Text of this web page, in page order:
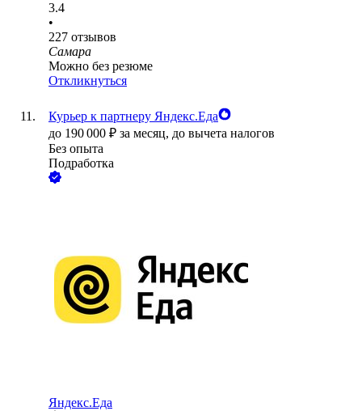
3.4
•
227 отзывов
Самара
Можно без резюме
Откликнуться
Курьер к партнеру Яндекс.Еда
до 190 000 ₽ за месяц, до вычета налогов
Без опыта
Подработка
Яндекс.Еда